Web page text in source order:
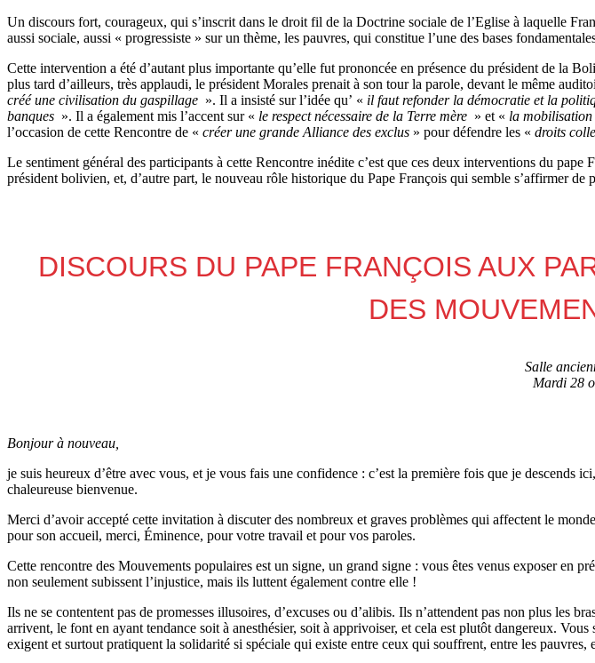
Un discours fort, courageux, qui s’inscrit dans le droit fil de la Doctrine sociale de l’Eglise à laquelle
aussi sociale, aussi « progressiste » sur un thème, les pauvres, qui constitue l’une des bases
Cette intervention a été d’autant plus importante qu’elle fut prononcée en présence du président de la
plus tard d’ailleurs, très applaudi, le président Morales prenait à son tour la parole, devant le même
créé une civilisation du gaspillage ». Il a insisté sur l’idée qu’ « il faut refonder la démocratie et la
banques ». Il a également mis l’accent sur « le respect nécessaire de la Terre mère » et « la mobilisation
l’occasion de cette Rencontre de « créer une grande Alliance des exclus » pour défendre les « droits
Le sentiment général des participants à cette Rencontre inédite c’est que ces deux interventions du
président bolivien, et, d’autre part, le nouveau rôle historique du Pape François qui semble s’affirmer
DISCOURS DU PAPE FRANÇOIS AUX
DES
Salle
Mardi 28
Bonjour à nouveau,
je suis heureux d’être avec vous, et je vous fais une confidence : c’est la première fois que je descends
chaleureuse bienvenue.
Merci d’avoir accepté cette invitation à discuter des nombreux et graves problèmes qui affectent le
pour son accueil, merci, Éminence, pour votre travail et pour vos paroles.
Cette rencontre des Mouvements populaires est un signe, un grand signe : vous êtes venus exposer en
non seulement subissent l’injustice, mais ils luttent également contre elle !
Ils ne se contentent pas de promesses illusoires, d’excuses ou d’alibis. Ils n’attendent pas non plus les
arrivent, le font en ayant tendance soit à anesthésier, soit à apprivoiser, et cela est plutôt dangereux.
exigent et surtout pratiquent la solidarité si spéciale qui existe entre ceux qui souffrent, entre les